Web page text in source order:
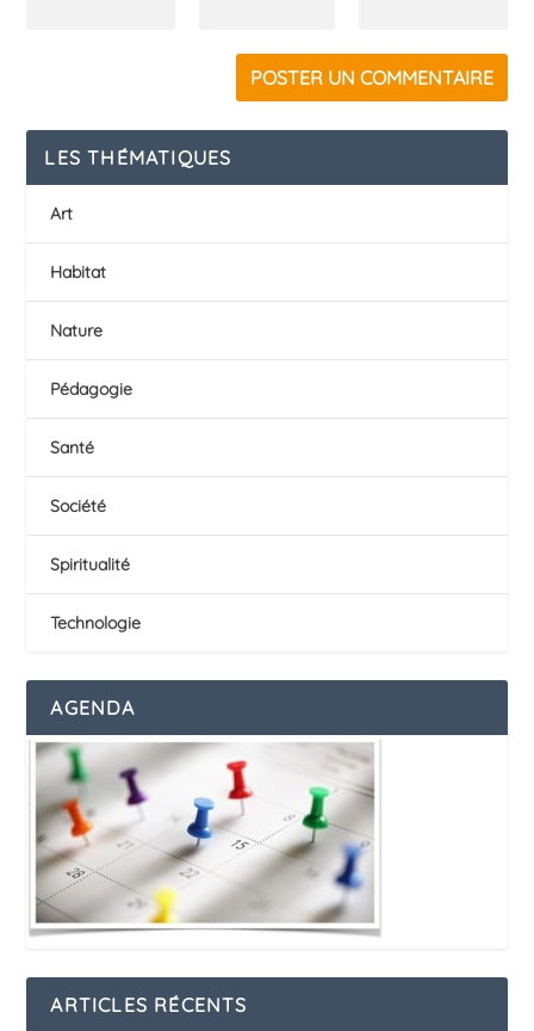
LES THÉMATIQUES
Art
Habitat
Nature
Pédagogie
Santé
Société
Spiritualité
Technologie
AGENDA
ARTICLES RÉCENTS